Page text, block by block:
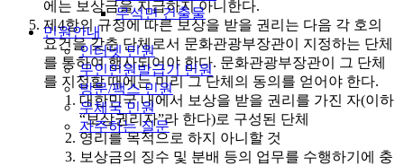
무석면 건출물
민원안내
인터넷 민원
무인민원발급기 민원
방문/팩스 민원
우체국 민원
자주하는 질문
에는 보상금을 지급하지 아니한다.
제4항의 규정에 따른 보상을 받을 권리는 다음 각 호의
요건을 갖춘 단체로서 문화관광부장관이 지정하는 단체
를 통하여 행사되어야 한다. 문화관광부장관이 그 단체
를 지정할 때에는 미리 그 단체의 동의를 얻어야 한다.
대한민국 내에서 보상을 받을 권리를 가진 자(이하
“보상권리자”라 한다)로 구성된 단체
영리를 목적으로 하지 아니할 것
보상금의 징수 및 분배 등의 업무를 수행하기에 충